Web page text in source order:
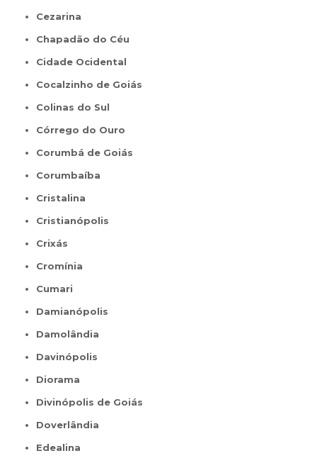
Cezarina
Chapadão do Céu
Cidade Ocidental
Cocalzinho de Goiás
Colinas do Sul
Córrego do Ouro
Corumbá de Goiás
Corumbaíba
Cristalina
Cristianópolis
Crixás
Cromínia
Cumari
Damianópolis
Damolândia
Davinópolis
Diorama
Divinópolis de Goiás
Doverlândia
Edealina